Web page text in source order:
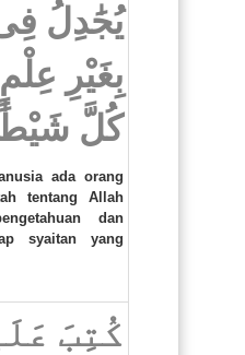
يُجَٰدِلُ
بِغَيْرِ
كُلَّ
ada orang
tentang Allah
dan
syaitan yang
كُتِبَ